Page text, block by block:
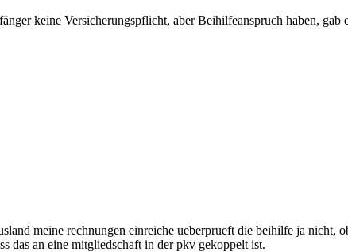
keine Versicherungspflicht, aber Beihilfeanspruch haben,
meine rechnungen einreiche ueberprueft die beihilfe ja nicht,
das an eine mitgliedschaft in der pkv gekoppelt ist.